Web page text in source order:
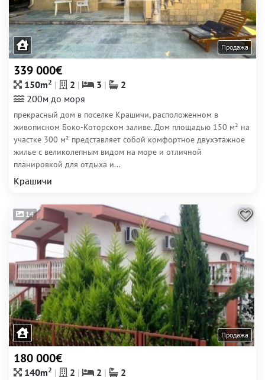
Продажа
339 000€
150m2 2 3
2
200м до моря
прекрасный дом в поселке Крашичи, расположенном в
живописном Боко-Которском заливе. Дом площадью 150 м² на
участке 300 м² представляет собой комфортное двухэтажное
жилье с великолепным видом на море и отличной
планировкой для отдыха и...
Крашичи
14
Продажа
180 000€
140m2 2 2
2